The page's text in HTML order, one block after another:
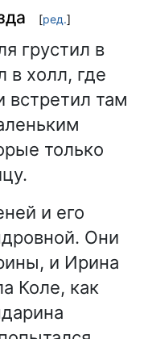
[ред.]
грустил в
в холл, где
встретил там
только
и его
Они
и Ирина
Коле, как